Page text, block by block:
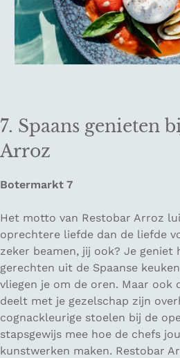
7. Spaans genieten
Arroz
Botermarkt 7
Het motto van Restobar Arroz
oprechtere liefde dan de liefde
zeker beamen, jij ook? Je
gerechten uit de Spaanse
vliegen je om de oren. Maar ook
deelt met je gezelschap zijn
cognackleurige stoelen bij de
stapsgewijs mee hoe de chefs
kunstwerken maken. Restobar